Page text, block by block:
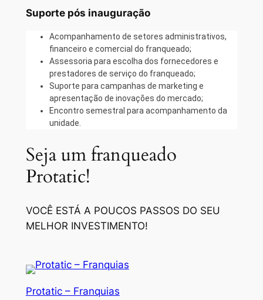
Suporte pós inauguração
Acompanhamento de setores administrativos,
financeiro e comercial do franqueado;
Assessoria para escolha dos fornecedores e
prestadores de serviço do franqueado;
Suporte para campanhas de marketing e
apresentação de inovações do mercado;
Encontro semestral para acompanhamento da
unidade.
Seja um franqueado
Protatic!
VOCÊ ESTÁ A POUCOS PASSOS DO SEU
MELHOR INVESTIMENTO!
Protatic – Franquias